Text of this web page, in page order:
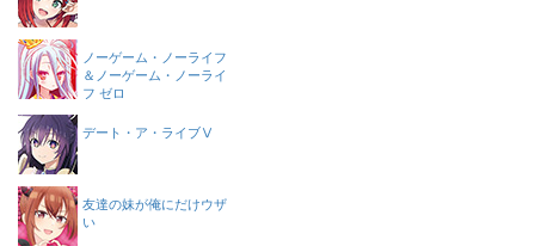
ノーゲーム・ノーライフ
＆ノーゲーム・ノーライ
フ ゼロ
デート・ア・ライブⅤ
友達の妹が俺にだけウザ
い